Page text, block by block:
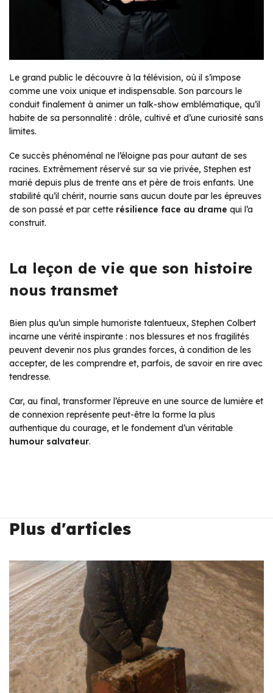
Le grand public le découvre à la télévision, où il s’impose
comme une voix unique et indispensable. Son parcours le
conduit finalement à animer un talk-show emblématique, qu’il
habite de sa personnalité : drôle, cultivé et d’une curiosité sans
limites.
Ce succès phénoménal ne l’éloigne pas pour autant de ses
racines. Extrêmement réservé sur sa vie privée, Stephen est
marié depuis plus de trente ans et père de trois enfants. Une
stabilité qu’il chérit, nourrie sans aucun doute par les épreuves
de son passé et par cette résilience face au drame qui l’a
construit.
La leçon de vie que son histoire
nous transmet
Bien plus qu’un simple humoriste talentueux, Stephen Colbert
incarne une vérité inspirante : nos blessures et nos fragilités
peuvent devenir nos plus grandes forces, à condition de les
accepter, de les comprendre et, parfois, de savoir en rire avec
tendresse.
Car, au final, transformer l’épreuve en une source de lumière et
de connexion représente peut-être la forme la plus
authentique du courage, et le fondement d’un véritable
humour salvateur.
Plus d'articles